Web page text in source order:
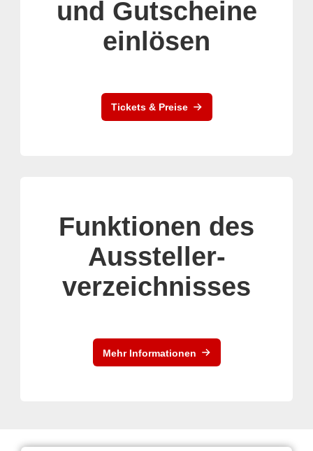
und Gutscheine
einlösen
Tickets & Preise
Funktionen des
Aussteller-
verzeichnisses
Mehr Informationen